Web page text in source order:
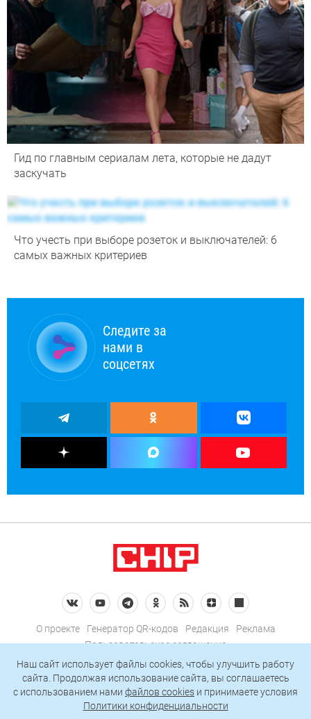
Гид по главным сериалам лета, которые не дадут
заскучать
Что учесть при выборе розеток и выключателей: 6
самых важных критериев
Следите за
нами в
соцсетях
О проекте Генератор QR-кодов Редакция
Реклама
Пользовательское соглашение
Политика конфиденциальности
Подписаться на рассылку
Наш сайт использует файлы cookies, чтобы улучшить работу
сайта. Продолжая использование сайта, вы соглашаетесь
c использованием нами файлов cookies и принимаете условия
Политики конфиденциальности